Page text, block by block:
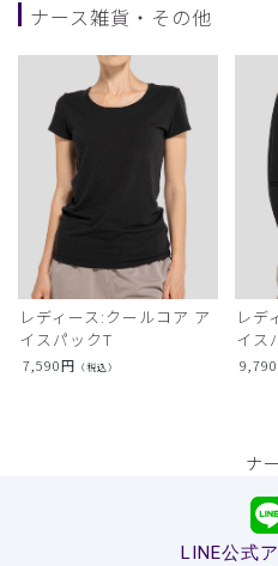
ナース雑貨・その他
レディース:クールコア ア
イスパックT
7,590円 （税込）
レデ
イス
9,790
ナ
LINE公式